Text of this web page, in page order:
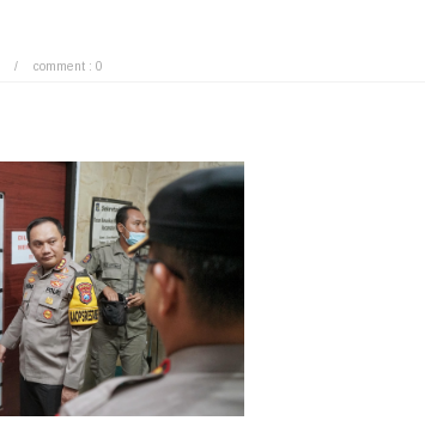
/ comment : 0